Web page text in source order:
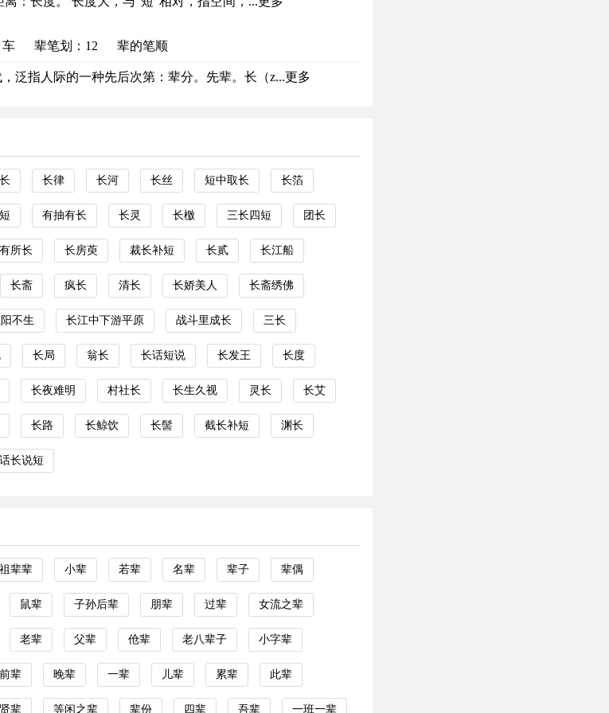
车 辈笔划：12 辈的笔顺
泛指人际的一种先后次第：辈分。先辈。长（z...更多
长律 长河 长丝 短中取长 长箔
有抽有长 长灵 长檄 三长四短 团长
所长 长房萸 裁长补短 长贰 长江船
长斋 疯长 清长 长娇美人 长斋绣佛
不生 长江中下游平原 战斗里成长 三长
长局 翁长 长话短说 长发王 长度
长夜难明 村社长 长生久视 灵长 长艾
长路 长鲸饮 长髻 截长补短 渊长
话长说短
辈辈 小辈 若辈 名辈 辈子 辈偶
鼠辈 子孙后辈 朋辈 过辈 女流之辈
老辈 父辈 伧辈 老八辈子 小字辈
辈 晚辈 一辈 儿辈 累辈 此辈
贤辈 等闲之辈 辈份 四辈 吾辈 一班一辈